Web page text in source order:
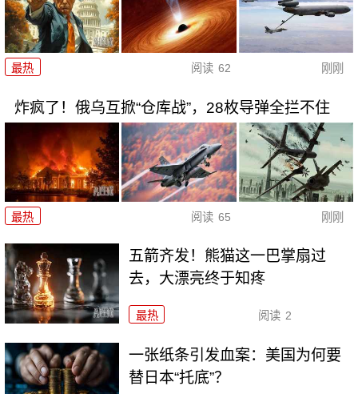
最热 阅读 62 刚刚
炸疯了！俄乌互掀“仓库战”，28枚导弹全拦不住
最热 阅读 65 刚刚
五箭齐发！熊猫这一巴掌扇过
去，大漂亮终于知疼
最热 阅读 2
一张纸条引发血案：美国为何要
替日本“托底”？